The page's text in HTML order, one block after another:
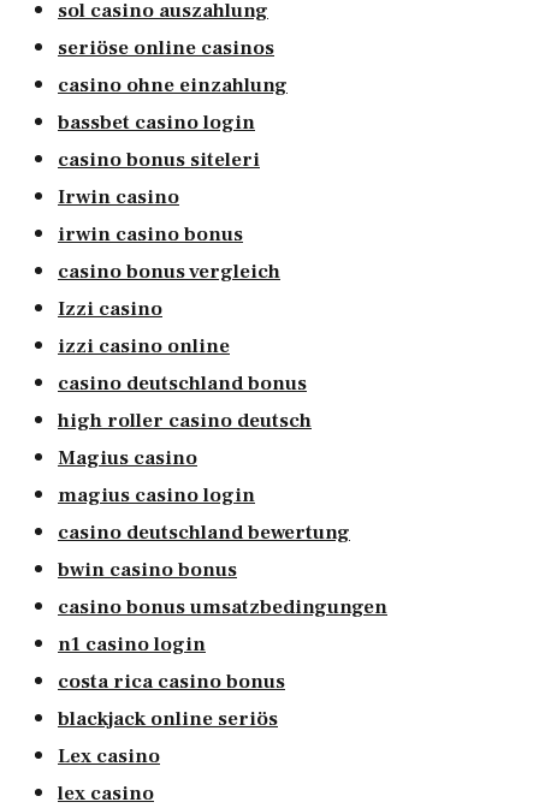
sol casino auszahlung
seriöse online casinos
casino ohne einzahlung
bassbet casino login
casino bonus siteleri
Irwin casino
irwin casino bonus
casino bonus vergleich
Izzi casino
izzi casino online
casino deutschland bonus
high roller casino deutsch
Magius casino
magius casino login
casino deutschland bewertung
bwin casino bonus
casino bonus umsatzbedingungen
n1 casino login
costa rica casino bonus
blackjack online seriös
Lex casino
lex casino